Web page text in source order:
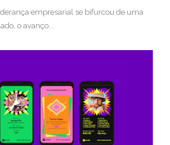
empresarial se bifurcou de uma
o avanço...